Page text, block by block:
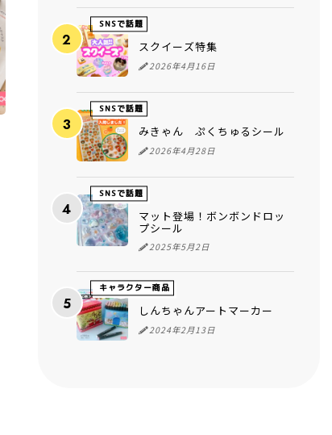
SNSで話題
スクイーズ特集
2026年4月16日
SNSで話題
みきゃん ぷくちゅるシール
2026年4月28日
SNSで話題
マット登場！ボンボンドロッ
プシール
2025年5月2日
キャラクター商品
しんちゃんアートマーカー
2024年2月13日